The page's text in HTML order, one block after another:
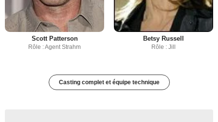
Scott Patterson
Rôle : Agent Strahm
Betsy Russell
Rôle : Jill
Casting complet et équipe technique